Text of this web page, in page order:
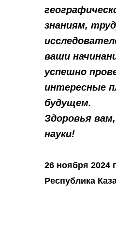
знаниям,
ваши
успешно
интересные
будущем.
Здоровья
науки!
26 ноября 2024
Республика